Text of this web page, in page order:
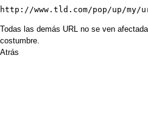
http://www.tld.com/pop/up/my/
Todas las demás URL no se ven
costumbre.
Atrás